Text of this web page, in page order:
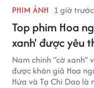
PHIM ẢNH 1 giờ trước
Top phim Hoa
xanh' được yêu
Nam chính “cờ
được khán giả Hoa
Hứa và Tạ Chi Dao